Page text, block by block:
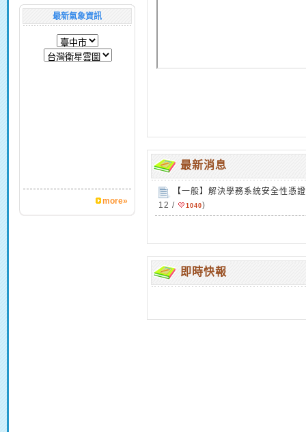
最新氣象資訊
more»
最新消息
【一般】解決學務系統安全性憑
12 /
1040)
即時快報